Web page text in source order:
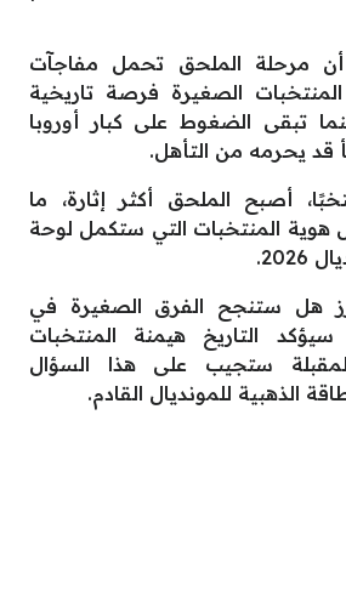
أن مرحلة الملحق تحمل مفاجآت
الصغيرة فرصة تاريخية
تبقى الضغوط على كبار أوروبا
قد يحرمه من التأهل.
48 منتخبًا، أصبح الملحق أكثر إثارة، ما
المنتخبات التي ستكمل لوحة
هل ستنجح الفرق الصغيرة في
سيؤكد التاريخ هيمنة المنتخبات
المقبلة ستجيب على هذا السؤال
الذهبية للمونديال القادم.